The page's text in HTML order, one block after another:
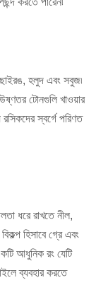
হলুদ এবং সবুজ৷
টোনগুলি খাওয়ার
স্বর্গে পরিণত
ধরে রাখতে নীল,
হিসাবে গ্রে এবং
আধুনিক রং যেটি
ব্যবহার করতে